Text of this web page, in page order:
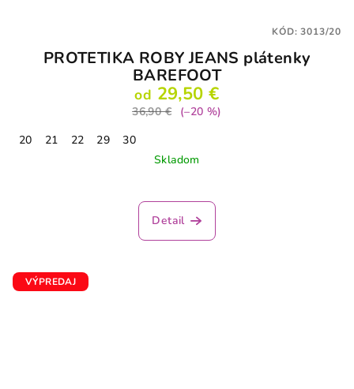
PROTETIKA ROBY JEANS plátenky
BAREFOOT
od 29,50 €
36,90 €
(–20 %)
20
21 22 29
30
Skladom
Detail
KÓD:3013/20
VÝPREDAJ